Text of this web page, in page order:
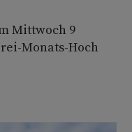
Mittwoch 9
Monats-Hoch